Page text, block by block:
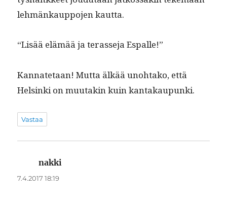
lehmänkaup­po­jen kautta.
“Lisää elämää ja terasse­ja Espalle!”
Kan­nate­taan! Mut­ta älkää uno­htako, että
Helsin­ki on muu­takin kuin kantakaupunki.
Vastaa
nakki
7.4.2017 18:19